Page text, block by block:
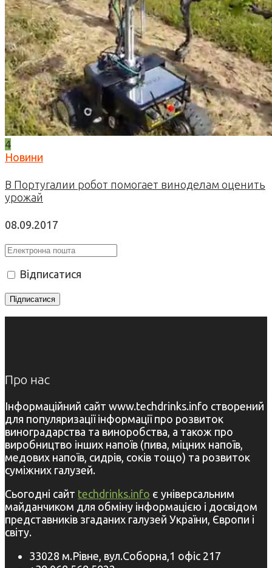
4
Новини
В Португалии робот помогает виноделам оценить
урожай
08.09.2017
Відписатися
Про нас
Інформаційний сайт www.techdrinks.info створений
для популяризації інформації про розвиток
виноградарства та виноробства, а також про
виробництво інших напоїв (пива, міцних напоїв,
медових напоїв, сидрів, соків тощо) та розвиток
суміжних галузей.
Сьогодні сайт techdrinks.info є універсальним
майданчиком для обміну інформацією і досвідом
представників згаданих галузей України, Європи і
світу.
33028 м.Рівне, вул.Соборна,1 офіс 217